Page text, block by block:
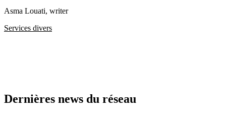
Asma Louati, writer
Services divers
Dernières news du réseau